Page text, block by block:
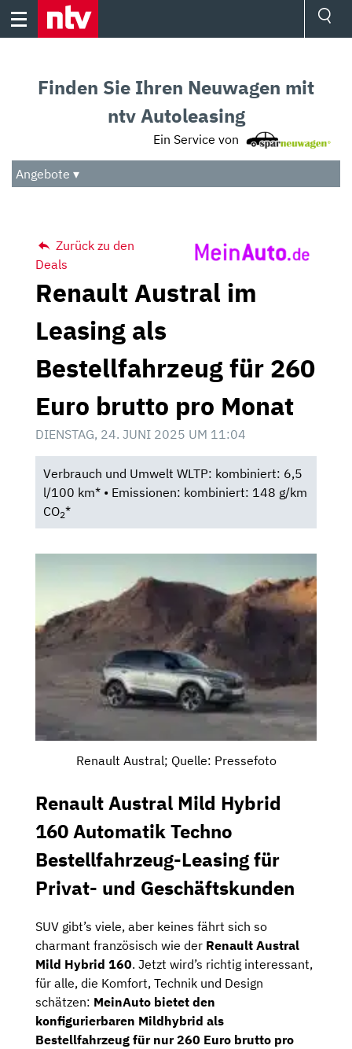
Skip
Audio
Das Beste
Finden Sie Ihren Neuwagen mit
ntv Autoleasing
Ein Service von
Angebote ▾
Zurück zu den
Deals
Renault Austral im
Leasing als
Bestellfahrzeug für 260
Euro brutto pro Monat
DIENSTAG, 24. JUNI 2025 UM 11:04
Verbrauch und Umwelt WLTP: kombiniert: 6,5
l/100 km* • Emissionen: kombiniert: 148 g/km
CO2*
Renault Austral; Quelle: Pressefoto
Renault Austral Mild Hybrid
160 Automatik Techno
Bestellfahrzeug-Leasing für
Privat- und Geschäftskunden
SUV gibt’s viele, aber keines fährt sich so
charmant französisch wie der Renault Austral
Mild Hybrid 160. Jetzt wird’s richtig interessant,
für alle, die Komfort, Technik und Design
schätzen: MeinAuto bietet den
konfigurierbaren Mildhybrid als
Bestellfahrzeug für nur 260 Euro brutto pro